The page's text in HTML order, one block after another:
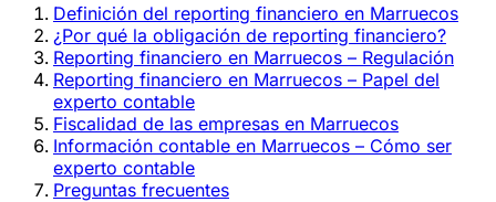
Definición del reporting financiero en Marruecos
¿Por qué la obligación de reporting financiero?
Reporting financiero en Marruecos – Regulación
Reporting financiero en Marruecos – Papel del
experto contable
Fiscalidad de las empresas en Marruecos
Información contable en Marruecos – Cómo ser
experto contable
Preguntas frecuentes